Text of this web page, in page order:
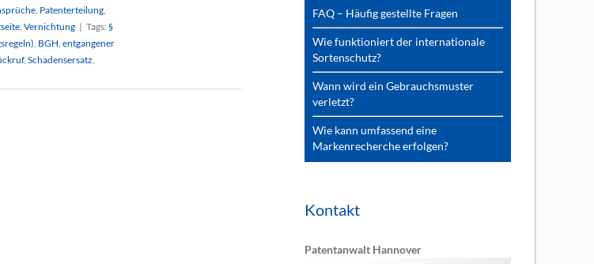
, Patenterteilung,
, Vernichtung | Tags: §
, BGH, entgangener
, Schadensersatz,
FAQ – Häufig gestellte Fragen
Wie funktioniert der internationale
Sortenschutz?
Wann wird ein Gebrauchsmuster
verletzt?
Wie kann umfassend eine
Markenrecherche erfolgen?
Kontakt
Patentanwalt Hannover